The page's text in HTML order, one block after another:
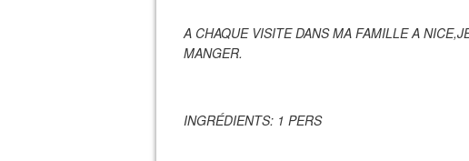
A CHAQUE VISITE DANS MA FAMILLE A
MANGER.
INGRÉDIENTS: 1 PERS